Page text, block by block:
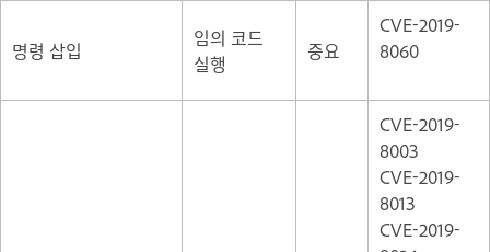
명령 삽입
임의 코드
실행
중요
CVE-2019-
8060
CVE-2019-
8003
CVE-2019-
8013
CVE-2019-